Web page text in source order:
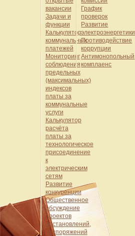
вакансии
Задачи и
функции
Калькулятор
коммунальных
платежей
Мониторинг
соблюдения
предельных
(максимальных)
индексов
платы за
коммунальные
услуги
Калькулятор
расчёта
платы за
технологическое
присоединение
к
электрическим
сетям
Развитие
конкуренции
Общественное
обсуждение
проектов
постановлений,
распоряжений
График
проверок
Развитие
электроэнергетики
Противодействие
коррупции
Антимонопольный
комплаенс